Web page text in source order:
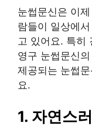
눈썹문신은 이
람들이 일상에
고 있어요. 특히
영구 눈썹문신
제공되는 눈썹
요.
1. 자연스